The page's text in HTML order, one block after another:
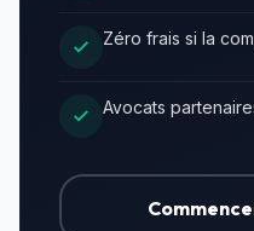
Zéro frais si la
Avocats